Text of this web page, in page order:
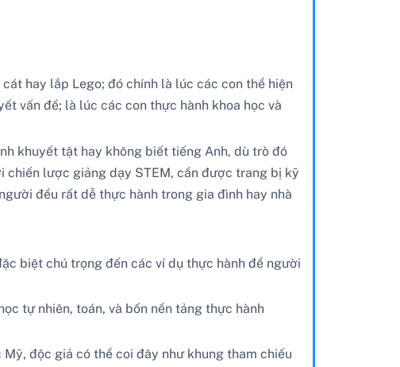
hay lắp Lego; đó chính là lúc các con thể hiện
vấn đề; là lúc các con thực hành khoa học và
khuyết tật hay không biết tiếng Anh, dù trò đó
chiến lược giảng dạy STEM, cần được trang bị kỹ
đều rất dễ thực hành trong gia đình hay nhà
biệt chú trọng đến các ví dụ thực hành để người
tự nhiên, toán, và bốn nền tảng thực hành
độc giả có thể coi đây như khung tham chiếu